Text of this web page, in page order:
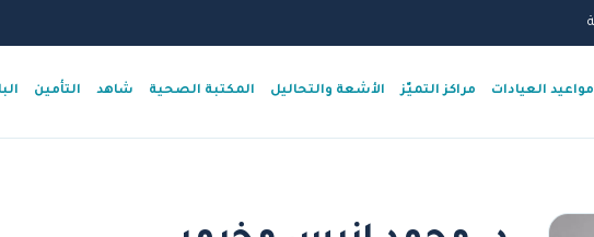
مواعيد العيادات مراكز التميّز الأشعة والتحاليل المكتبة الصحية شاهد التأمين